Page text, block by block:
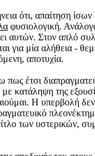
ότι, απαίτηση
φυσιολογική.
αυτών. Στον απλό
για μία αλήθεια -
αποτυχία.
έτσι
με κατάληψη της
Η υπερβολή
των υστερικών,